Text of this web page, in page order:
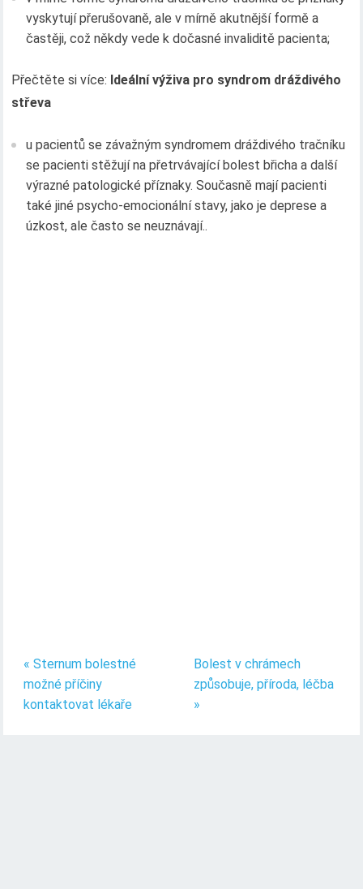
vyskytují přerušovaně, ale v mírně akutnější formě a
častěji, což někdy vede k dočasné invaliditě pacienta;
Přečtěte si více: Ideální výživa pro syndrom dráždivého
střeva
u pacientů se závažným syndromem dráždivého tračníku
se pacienti stěžují na přetrvávající bolest břicha a další
výrazné patologické příznaky. Současně mají pacienti
také jiné psycho-emocionální stavy, jako je deprese a
úzkost, ale často se neuznávají..
« Sternum bolestné
možné příčiny
kontaktovat lékaře
Bolest v chrámech
způsobuje, příroda, léčba
»